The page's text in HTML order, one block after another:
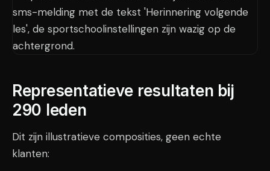
Representatieve resultaten bij
290 leden
Dit zijn illustratieve composities, geen echte
klanten: